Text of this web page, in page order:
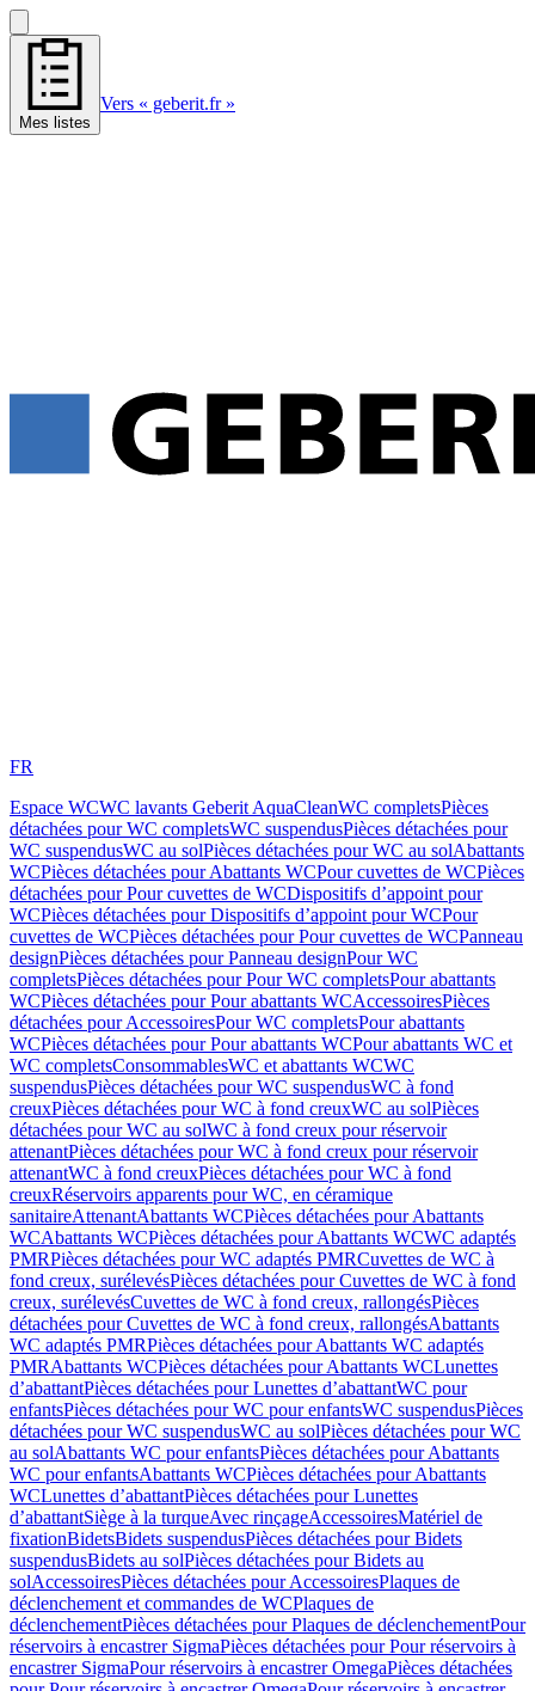
Mes listes
Vers « geberit.fr »
FR
Espace WCWC lavants Geberit AquaCleanWC completsPièces
détachées pour WC completsWC suspendusPièces détachées pour
WC suspendusWC au solPièces détachées pour WC au solAbattants
WCPièces détachées pour Abattants WCPour cuvettes de WCPièces
détachées pour Pour cuvettes de WCDispositifs d’appoint pour
WCPièces détachées pour Dispositifs d’appoint pour WCPour
cuvettes de WCPièces détachées pour Pour cuvettes de WCPanneau
designPièces détachées pour Panneau designPour WC
completsPièces détachées pour Pour WC completsPour abattants
WCPièces détachées pour Pour abattants WCAccessoiresPièces
détachées pour AccessoiresPour WC completsPour abattants
WCPièces détachées pour Pour abattants WCPour abattants WC et
WC completsConsommablesWC et abattants WCWC
suspendusPièces détachées pour WC suspendusWC à fond
creuxPièces détachées pour WC à fond creuxWC au solPièces
détachées pour WC au solWC à fond creux pour réservoir
attenantPièces détachées pour WC à fond creux pour réservoir
attenantWC à fond creuxPièces détachées pour WC à fond
creuxRéservoirs apparents pour WC, en céramique
sanitaireAttenantAbattants WCPièces détachées pour Abattants
WCAbattants WCPièces détachées pour Abattants WCWC adaptés
PMRPièces détachées pour WC adaptés PMRCuvettes de WC à
fond creux, surélevésPièces détachées pour Cuvettes de WC à fond
creux, surélevésCuvettes de WC à fond creux, rallongésPièces
détachées pour Cuvettes de WC à fond creux, rallongésAbattants
WC adaptés PMRPièces détachées pour Abattants WC adaptés
PMRAbattants WCPièces détachées pour Abattants WCLunettes
d’abattantPièces détachées pour Lunettes d’abattantWC pour
enfantsPièces détachées pour WC pour enfantsWC suspendusPièces
détachées pour WC suspendusWC au solPièces détachées pour WC
au solAbattants WC pour enfantsPièces détachées pour Abattants
WC pour enfantsAbattants WCPièces détachées pour Abattants
WCLunettes d’abattantPièces détachées pour Lunettes
d’abattantSiège à la turqueAvec rinçageAccessoiresMatériel de
fixationBidetsBidets suspendusPièces détachées pour Bidets
suspendusBidets au solPièces détachées pour Bidets au
solAccessoiresPièces détachées pour AccessoiresPlaques de
déclenchement et commandes de WCPlaques de
déclenchementPièces détachées pour Plaques de déclenchementPour
réservoirs à encastrer SigmaPièces détachées pour Pour réservoirs à
encastrer SigmaPour réservoirs à encastrer OmegaPièces détachées